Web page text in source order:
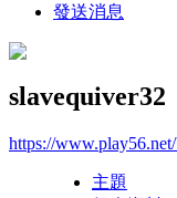
發送消息
slavequiver32
https://
主題